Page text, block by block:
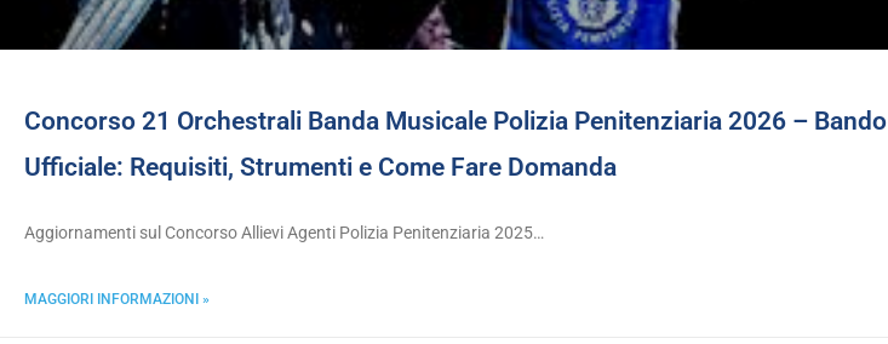
Concorso 21 Orchestrali Banda Musicale Polizia Penitenziaria 2026 – Bando
Ufficiale: Requisiti, Strumenti e Come Fare Domanda
Aggiornamenti sul Concorso Allievi Agenti Polizia Penitenziaria 2025…
MAGGIORI INFORMAZIONI »